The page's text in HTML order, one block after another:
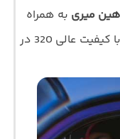
میری به همراه
عالی 320 در